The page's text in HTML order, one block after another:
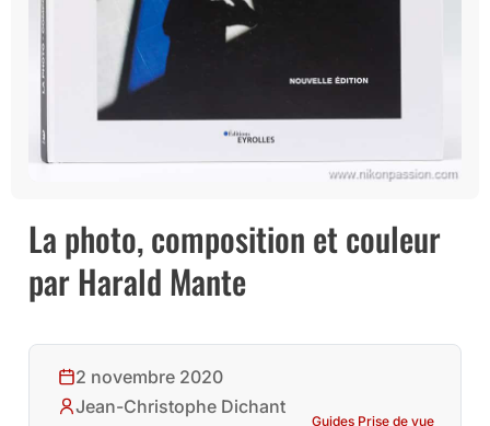
La photo, composition et couleur
par Harald Mante
2 novembre 2020
Jean-Christophe Dichant
Guides Prise de vue